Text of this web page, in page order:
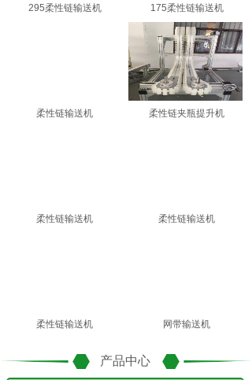
295柔性链输送机 175柔性链输送机
柔性链输送机 柔性链夹瓶提升机
柔性链输送机 柔性链输送机
柔性链输送机 网带输送机
产品中心